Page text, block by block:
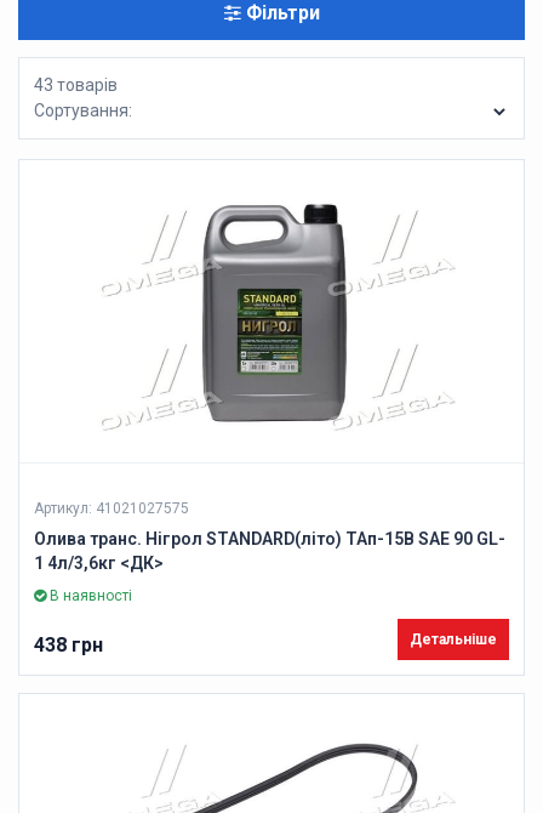
Фільтри
43 товарів
Сортування:
Артикул: 41021027575
Олива транс. Нігрол STANDARD(літо) ТАп-15В SAE 90 GL-
1 4л/3,6кг <ДК>
В наявності
438 грн Детальніше